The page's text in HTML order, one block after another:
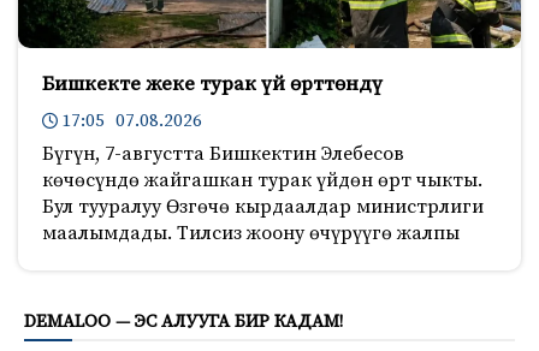
Бишкекте жеке турак үй өрттөндү
17:05 07.08.2026
Бүгүн, 7-августта Бишкектин Элебесов
көчөсүндө жайгашкан турак үйдөн өрт чыкты.
Бул тууралуу Өзгөчө кырдаалдар министрлиги
маалымдады. Тилсиз жоону өчүрүүгө жалпы
DEMALOO — ЭС АЛУУГА БИР КАДАМ!